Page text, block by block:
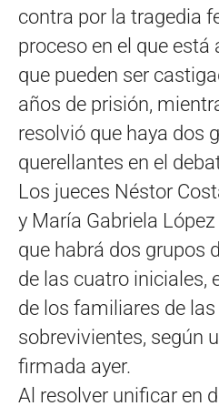
contra por la tragedia
proceso en el que
que pueden ser
años de prisión,
resolvió que haya dos
querellantes en el
Los jueces Néstor
y María Gabriela
que habrá dos grupos
de las cuatro iniciales,
de los familiares de
sobrevivientes, según
firmada ayer.
Al resolver unificar en